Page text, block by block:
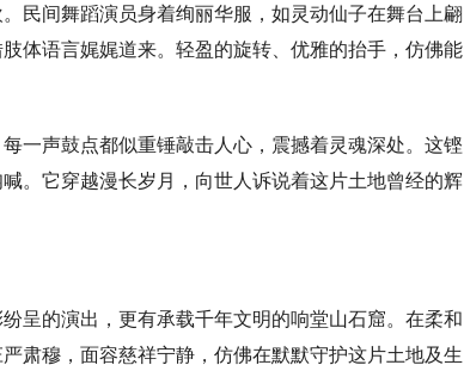
民间舞蹈演员身着绚丽华服，如灵动仙子在舞台上翩
体语言娓娓道来。轻盈的旋转、优雅的抬手，仿佛能
一声鼓点都似重锤敲击人心，震撼着灵魂深处。这铿
。它穿越漫长岁月，向世人诉说着这片土地曾经的辉
呈的演出，更有承载千年文明的响堂山石窟。在柔和
肃穆，面容慈祥宁静，仿佛在默默守护这片土地及生